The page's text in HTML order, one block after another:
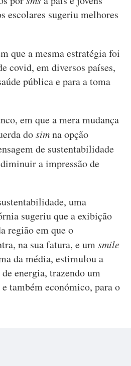
escolares sugeriu melhores
que a mesma estratégia foi
covid, em diversos países,
pública e para a toma
em que a mera mudança
dosimna opção
de sustentabilidade
a impressão de
uma
sugeriu que a exibição
região em que o
na sua fatura, e umsmile
da média, estimulou a
energia, trazendo um
também económico, para o